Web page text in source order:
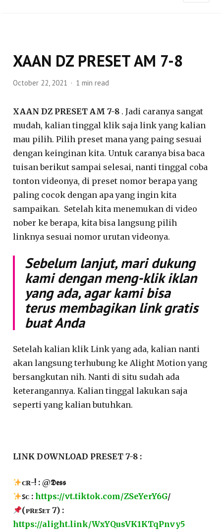
XAAN DZ PRESET AM 7-8
October 22, 2021 1 min read
XAAN DZ PRESET AM 7-8 . Jadi caranya sangat
mudah, kalian tinggal klik saja link yang kalian
mau pilih. Pilih preset mana yang paing sesuai
dengan keinginan kita. Untuk caranya bisa baca
tuisan berikut sampai selesai, nanti tinggal coba
tonton videonya, di preset nomor berapa yang
paling cocok dengan apa yang ingin kita
sampaikan. Setelah kita menemukan di video
nober ke berapa, kita bisa langsung pilih
linknya sesuai nomor urutan videonya.
Sebelum lanjut, mari dukung
kami dengan meng-klik iklan
yang ada, agar kami bisa
terus membagikan link gratis
buat Anda
Setelah kalian klik Link yang ada, kalian nanti
akan langsung terhubung ke Alight Motion yang
bersangkutan nih. Nanti di situ sudah ada
keterangannya. Kalian tinggal lakukan saja
seperti yang kalian butuhkan.
LINK DOWNLOAD PRESET 7-8 :
ᴄʀ-! : @𝕯𝖊𝖘𝖘
ꜱᴄ :https://vt.tiktok.com/ZSeYerY6G/
(ᴘʀᴇꜱᴇᴛ 7) :
https://alight.link/WxYQusVK1KTqPnvy5